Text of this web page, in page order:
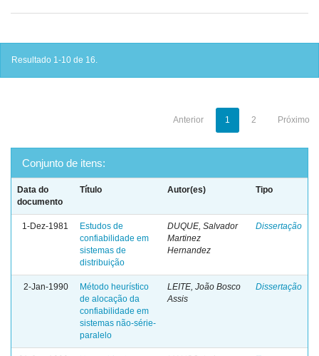
Resultado 1-10 de 16.
Anterior 1 2 Próximo
Conjunto de itens:
Data do
documento
Título Autor(es) Tipo
1-Dez-1981
Estudos de
confiabilidade em
sistemas de
distribuição
DUQUE, Salvador
Martinez
Hernandez
Dissertação
2-Jan-1990
Método heurístico
de alocação da
confiabilidade em
sistemas não-série-
paralelo
LEITE, João Bosco
Assis
Dissertação